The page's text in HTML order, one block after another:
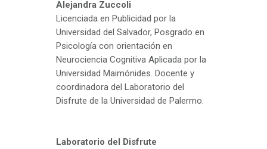
Alejandra Zuccoli
Licenciada en Publicidad por la
Universidad del Salvador, Posgrado en
Psicología con orientación en
Neurociencia Cognitiva Aplicada por la
Universidad Maimónides. Docente y
coordinadora del Laboratorio del
Disfrute de la Universidad de Palermo.
Laboratorio del Disfrute